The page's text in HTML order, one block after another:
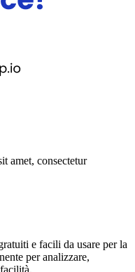
amet, consectetur
e facili da usare per la
per analizzare,